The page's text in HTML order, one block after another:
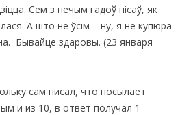
Сем з нечым гадоў пісаў, як
А што не ўсім – ну, я не купюра
Бывайце здаровы. (23 января
сам писал, что посылает
и из 10, в ответ получал 1